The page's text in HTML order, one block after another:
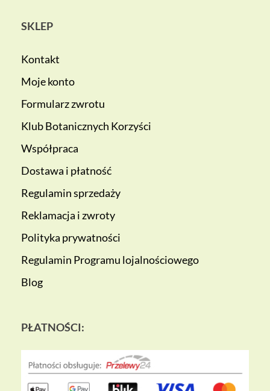
SKLEP
Kontakt
Moje konto
Formularz zwrotu
Klub Botanicznych Korzyści
Współpraca
Dostawa i płatność
Regulamin sprzedaży
Reklamacja i zwroty
Polityka prywatności
Regulamin Programu lojalnościowego
Blog
PŁATNOŚCI: